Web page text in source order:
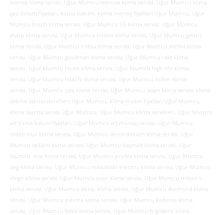
iklimsa klima servisi, Uğur Mumcu teknosa klima servisi, Uğur Mumcu klima
gaz dolum fiyatları, klima bakımı, klima montaj fiyatları Uğur Mumcu, Uğur
Mumcu bosch klima servisi, Uğur Mumcu LG klima servisi, Uğur Mumcu
sharp klima servisi, Uğur Mumcu midea klima servisi, Uğur Mumcu galanz
klima servisi, Uğur Mumcu mitsui klima servisi, Uğur Mumcu olefini klima
servisi, Uğur Mumcu goodman klima servisi, Uğur Mumcu raks klima
servisi, Uğur Mumcu hicon klima servisi, Uğur Mumcu high life klima
servisi, Uğur Mumcu hitachi klima servisi, Uğur Mumcu miller klima
servisi, Uğur Mumcu zass klima servisi, Uğur Mumcu ısısan klima servisi, klima
sökme takma ücretleri Uğur Mumcu, klima motor fiyatları Uğur Mumcu,
klima taşıma servisi Uğur Mumcu, Uğur Mumcu klima servisleri, Uğur Mumcu
vrf klima bakım fiyatları, Uğur Mumcu vrf montaj servisi, Uğur Mumcu
elektrolux klima servisi, Uğur Mumcu demirdöküm klima servisi, Uğur
Mumcu vaillant klima servisi, Uğur Mumcu baymak klima servisi, Uğur
Mumcu eca klima servisi, Uğur Mumcu profilo klima servisi, Uğur Mumcu
aeg klima servisi, Uğur Mumcu mitsubishi electric klima servisi, Uğur Mumcu
chigo klima servisi, Uğur Mumcu auer klima servisi, Uğur Mumcu mitsuco
klima servisi, Uğur Mumcu denki klima servisi, Uğur Mumcu diomond klima
servisi, Uğur Mumcu electra klima servisi, Uğur Mumcu Rubenis klima
servisi, Uğur Mumcu falke klima servisi, Uğur Mumcu frigidaire klima